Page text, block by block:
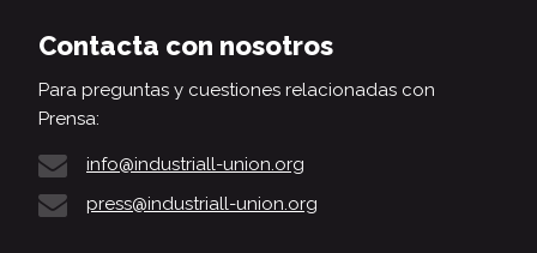
Contacta con nosotros
Para preguntas y cuestiones relacionadas con
Prensa:
info@industriall-union.org
press@industriall-union.org